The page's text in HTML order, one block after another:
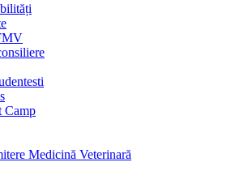
Camp
Medicină Veterinară